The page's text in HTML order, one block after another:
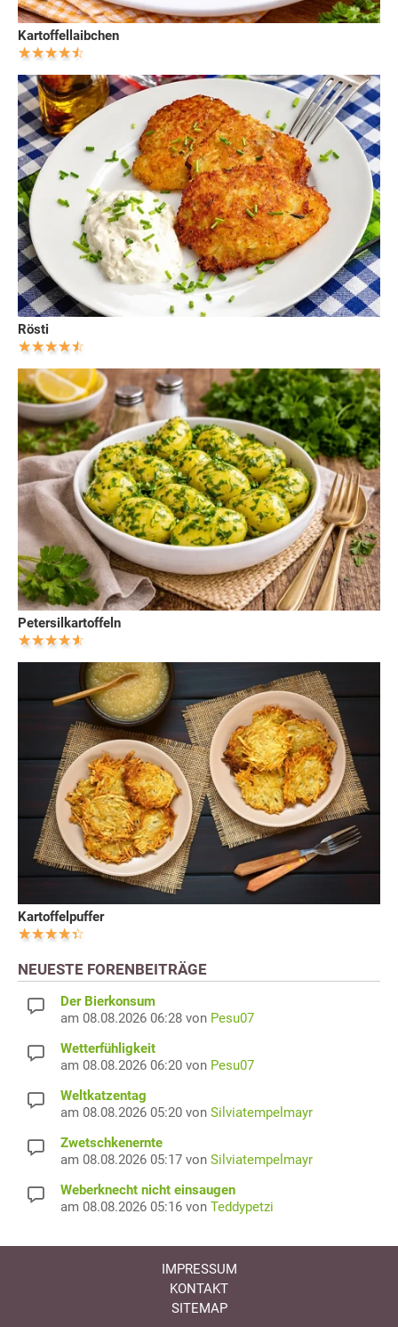
Kartoffellaibchen
Rösti
Petersilkartoffeln
Kartoffelpuffer
NEUESTE FORENBEITRÄGE
Der Bierkonsum
am 08.08.2026 06:28 von Pesu07
Wetterfühligkeit
am 08.08.2026 06:20 von Pesu07
Weltkatzentag
am 08.08.2026 05:20 von Silviatempelmayr
Zwetschkenernte
am 08.08.2026 05:17 von Silviatempelmayr
Weberknecht nicht einsaugen
am 08.08.2026 05:16 von Teddypetzi
IMPRESSUM
KONTAKT
SITEMAP